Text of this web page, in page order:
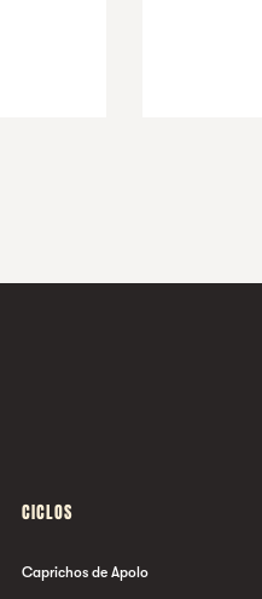
CICLOS
Caprichos de Apolo